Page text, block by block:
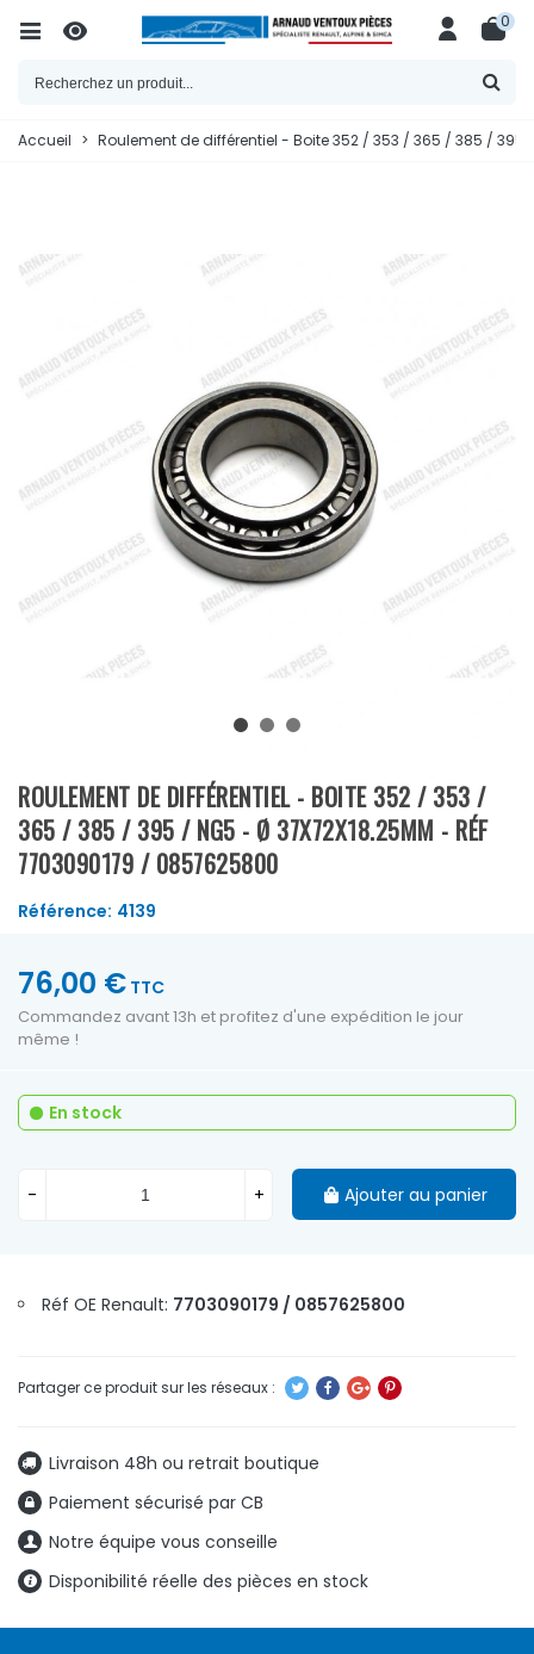
0
Accueil > Roulement de différentiel - Boite 352 / 353 / 365 / 385 / 395
ROULEMENT DE DIFFÉRENTIEL - BOITE 352 / 353 /
365 / 385 / 395 / NG5 - Ø 37X72X18.25MM - RÉF
7703090179 / 0857625800
Référence: 4139
Réf OE Renault: 7703090179 / 0857625800
Livraison 48h ou retrait boutique
Paiement sécurisé par CB
Notre équipe vous conseille
Disponibilité réelle des pièces en stock
76,00 € TTC
Commandez avant 13h et profitez d'une expédition le jour
même !
En stock
- + Ajouter au panier